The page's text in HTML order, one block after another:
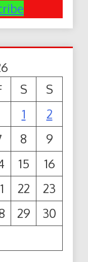
S
S
1
2
8
9
15
16
22
23
29
30